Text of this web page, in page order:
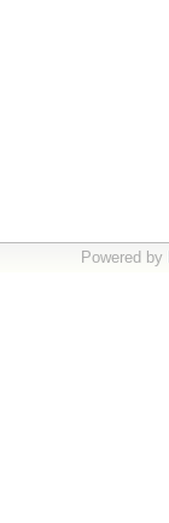
Powered by